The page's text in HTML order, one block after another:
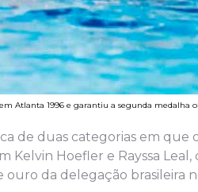
Atlanta 1996 e garantiu a segunda medalha
de duas categorias em
Kelvin Hoefler e Rayssa
da delegação brasileira